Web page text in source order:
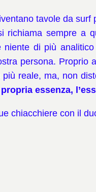
tavole da surf
richiama sempre a
niente di più
persona. Proprio
reale, ma, non
essenza,
chiacchiere con il